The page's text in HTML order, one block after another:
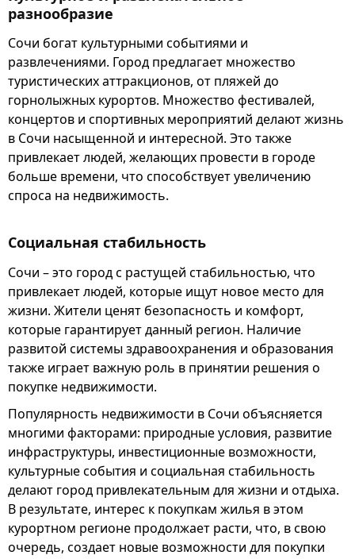
разнообразие
Сочи богат культурными событиями и
развлечениями. Город предлагает множество
туристических аттракционов, от пляжей до
горнолыжных курортов. Множество фестивалей,
концертов и спортивных мероприятий делают жизнь
в Сочи насыщенной и интересной. Это также
привлекает людей, желающих провести в городе
больше времени, что способствует увеличению
спроса на недвижимость.
Социальная стабильность
Сочи – это город с растущей стабильностью, что
привлекает людей, которые ищут новое место для
жизни. Жители ценят безопасность и комфорт,
которые гарантирует данный регион. Наличие
развитой системы здравоохранения и образования
также играет важную роль в принятии решения о
покупке недвижимости.
Популярность недвижимости в Сочи объясняется
многими факторами: природные условия, развитие
инфраструктуры, инвестиционные возможности,
культурные события и социальная стабильность
делают город привлекательным для жизни и отдыха.
В результате, интерес к покупкам жилья в этом
курортном регионе продолжает расти, что, в свою
очередь, создает новые возможности для покупки